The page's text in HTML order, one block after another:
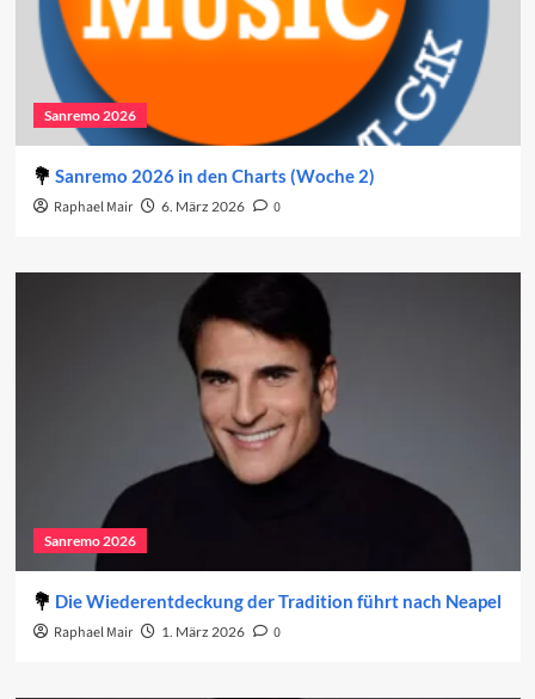
Sanremo 2026
Sanremo 2026 in den Charts (Woche 2)
Raphael Mair 6. März 2026 0
Sanremo 2026
Die Wiederentdeckung der Tradition führt nach Neapel
Raphael Mair 1. März 2026 0